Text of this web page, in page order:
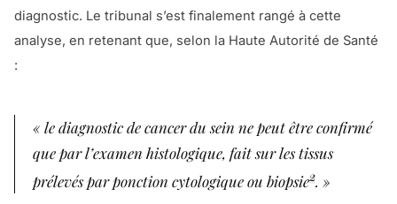
diagnostic. Le tribunal s’est finalement rangé à cette
analyse, en retenant que, selon la Haute Autorité de Santé
:
« le diagnostic de cancer du sein ne peut être confirmé
que par l’examen histologique, fait sur les tissus
prélevés par ponction cytologique ou biopsie2 . »